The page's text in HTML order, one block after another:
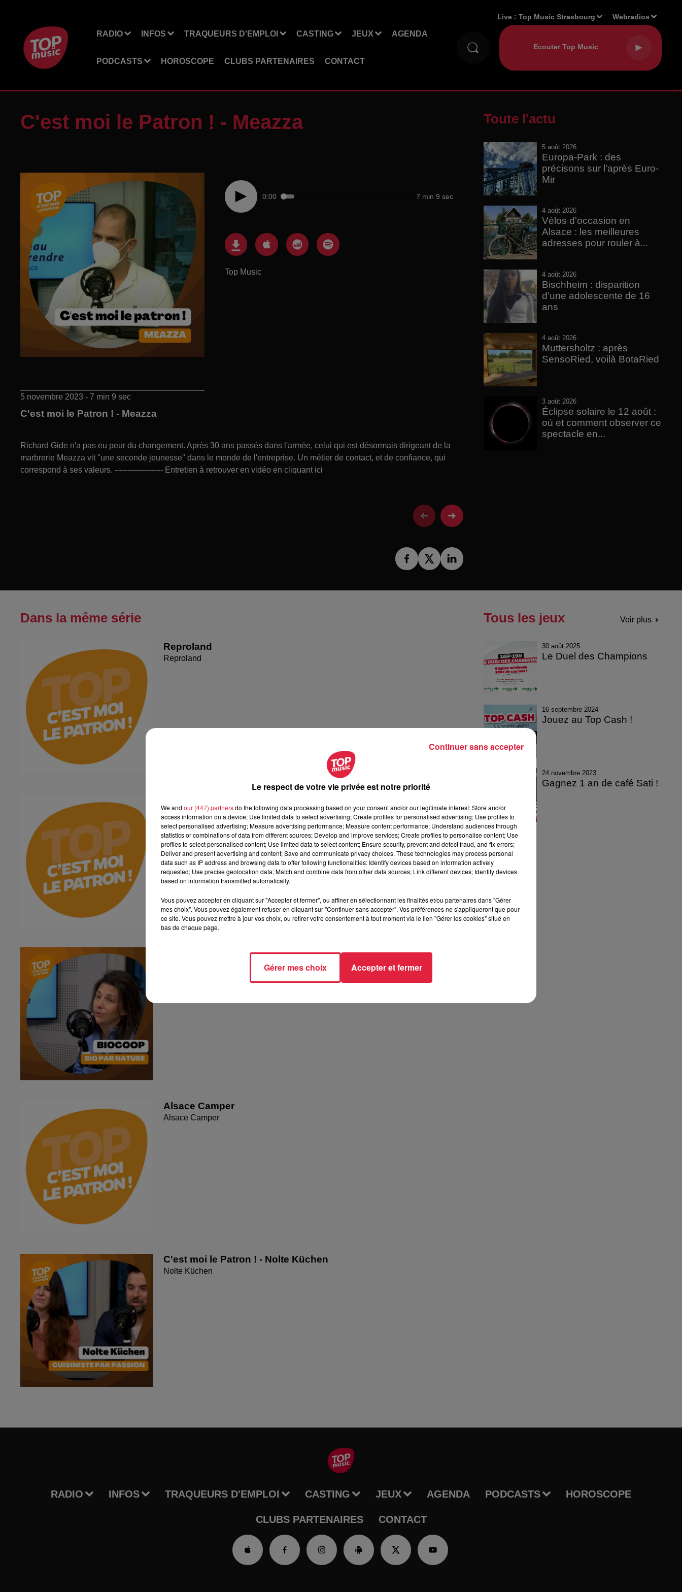
RADIO INFOS TRAQUEURS D'EMPLOI CASTING JEUX AGENDA
PODCASTS HOROSCOPE CLUBS PARTENAIRES CONTACT
Live :Top Music Strasbourg Webradios
C'est moi le Patron ! - Meazza
0:00 7 min 9 sec
Top Music
5 novembre 2023 - 7 min 9 sec
C'est moi le Patron ! - Meazza
Richard Gide n'a pas eu peur du changement. Après 30 ans passés dans l'armée, celui qui est désormais dirigeant de la
marbrerie Meazza vit "une seconde jeunesse" dans le monde de l'entreprise. Un métier de contact, et de confiance, qui
correspond à ses valeurs. ------------------- Entretien à retrouver en vidéo en cliquant ici
Toute l'actu
5 août 2026
Europa-Park : des
précisons sur l’après Euro-
Mir
4 août 2026
Vélos d'occasion en
Alsace : les meilleures
adresses pour rouler à...
4 août 2026
Bischheim : disparition
d’une adolescente de 16
ans
4 août 2026
Muttersholtz : après
SensoRied, voilà BotaRied
3 août 2026
Éclipse solaire le 12 août :
où et comment observer ce
spectacle en...
Dans la même série
Reproland
Reproland
Plakar
C'est moi le Patron ! - Biocoop
Alsace Camper
Alsace Camper
C'est moi le Patron ! - Nolte Küchen
Nolte Küchen
Tous les jeux Voir plus
30 août 2025
Le Duel des Champions
16 septembre 2024
Jouez au Top Cash !
24 novembre 2023
Gagnez 1 an de café Sati !
RADIO INFOS TRAQUEURS D'EMPLOI CASTING JEUX AGENDA PODCASTS HOROSCOPE
CLUBS PARTENAIRES CONTACT
Le respect de votre vie privée est notre priorité
We and our (447) partnersdo the following data processing based on your consent and/or our legitimate interest: Store and/or
access information on a device; Use limited data to select advertising; Create profiles for personalised advertising; Use profiles to
select personalised advertising; Measure advertising performance; Measure content performance; Understand audiences through
statistics or combinations of data from different sources; Develop and improve services; Create profiles to personalise content; Use
profiles to select personalised content; Use limited data to select content; Ensure security, prevent and detect fraud, and fix errors;
Deliver and present advertising and content; Save and communicate privacy choices. These technologies may process personal
data such as IP address and browsing data to offer following functionalities: Identify devices based on information actively
requested; Use precise geolocation data; Match and combine data from other data sources; Link different devices; Identify devices
based on information transmitted automatically.
Vous pouvez accepter en cliquant sur "Accepter et fermer", ou affiner en sélectionnant les finalités et/ou partenaires dans "Gérer
mes choix". Vous pouvez également refuser en cliquant sur "Continuer sans accepter". Vos préférences ne s'appliqueront que pour
ce site. Vous pouvez mettre à jour vos choix, ou retirer votre consentement à tout moment via le lien "Gérer les cookies" situé en
bas de chaque page.
Gérer mes choix Accepter et fermer
Continuer sans accepter